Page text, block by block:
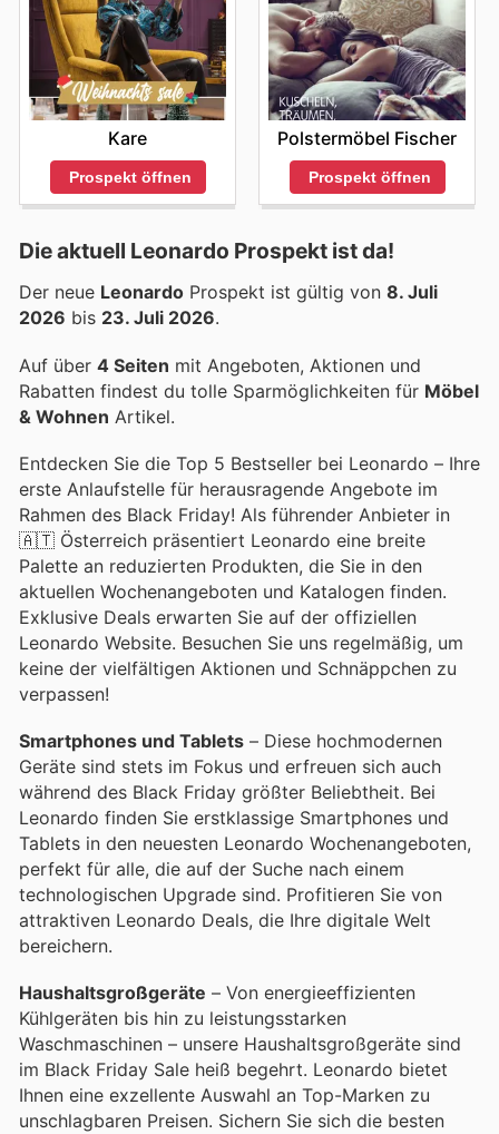
Kare
Prospekt öffnen
Polstermöbel Fischer
Prospekt öffnen
Die aktuell Leonardo Prospekt ist da!
Der neue Leonardo Prospekt ist gültig von 8. Juli
2026 bis 23. Juli 2026.
Auf über 4 Seiten mit Angeboten, Aktionen und
Rabatten findest du tolle Sparmöglichkeiten für Möbel
& Wohnen Artikel.
Entdecken Sie die Top 5 Bestseller bei Leonardo – Ihre
erste Anlaufstelle für herausragende Angebote im
Rahmen des Black Friday! Als führender Anbieter in
🇦🇹 Österreich präsentiert Leonardo eine breite
Palette an reduzierten Produkten, die Sie in den
aktuellen Wochenangeboten und Katalogen finden.
Exklusive Deals erwarten Sie auf der offiziellen
Leonardo Website. Besuchen Sie uns regelmäßig, um
keine der vielfältigen Aktionen und Schnäppchen zu
verpassen!
Smartphones und Tablets – Diese hochmodernen
Geräte sind stets im Fokus und erfreuen sich auch
während des Black Friday größter Beliebtheit. Bei
Leonardo finden Sie erstklassige Smartphones und
Tablets in den neuesten Leonardo Wochenangeboten,
perfekt für alle, die auf der Suche nach einem
technologischen Upgrade sind. Profitieren Sie von
attraktiven Leonardo Deals, die Ihre digitale Welt
bereichern.
Haushaltsgroßgeräte – Von energieeffizienten
Kühlgeräten bis hin zu leistungsstarken
Waschmaschinen – unsere Haushaltsgroßgeräte sind
im Black Friday Sale heiß begehrt. Leonardo bietet
Ihnen eine exzellente Auswahl an Top-Marken zu
unschlagbaren Preisen. Sichern Sie sich die besten